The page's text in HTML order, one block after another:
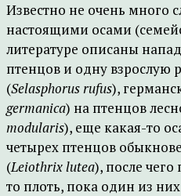
Известно не очень много
настоящими осами
литературе описаны
птенцов и одну взрослую
(Selasphorus rufus),
germanica) на птенцов
modularis), еще какая-то
четырех птенцов
(Leiothrix lutea), после чего
то плоть, пока один из